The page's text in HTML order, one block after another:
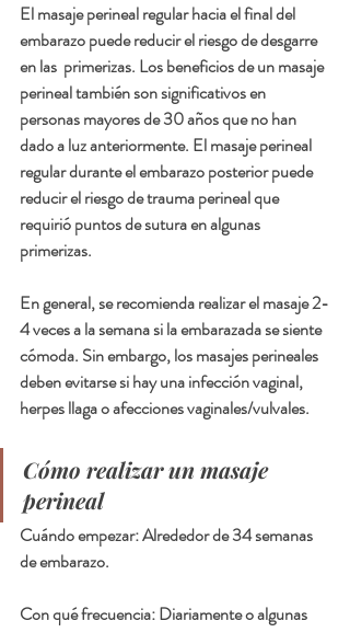
El masaje perineal regular hacia el final del
embarazo puede reducir el riesgo de desgarre
en las  primerizas. Los beneficios de un masaje
perineal también son significativos en
personas mayores de 30 años que no han
dado a luz anteriormente. El masaje perineal
regular durante el embarazo posterior puede
reducir el riesgo de trauma perineal que
requirió puntos de sutura en algunas
primerizas.
En general, se recomienda realizar el masaje 2-
4 veces a la semana si la embarazada se siente
cómoda. Sin embargo, los masajes perineales
deben evitarse si hay una infección vaginal,
herpes llaga o afecciones vaginales/vulvales.
Cómo realizar un masaje
perineal
Cuándo empezar: Alrededor de 34 semanas
de embarazo.
Con qué frecuencia: Diariamente o algunas